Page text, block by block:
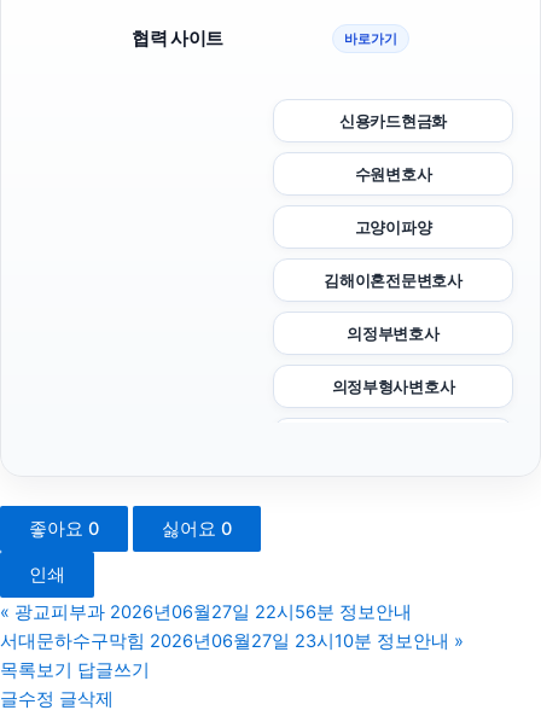
협력 사이트 바로가기
신용카드현금화
수원변호사
고양이파양
김해이혼전문변호사
의정부변호사
의정부형사변호사
도봉구하수구막힘
좋아요 0 싫어요 0
인쇄
« 광교피부과 2026년06월27일 22시56분 정보안내
서대문하수구막힘 2026년06월27일 23시10분 정보안내 »
목록보기 답글쓰기
글수정 글삭제